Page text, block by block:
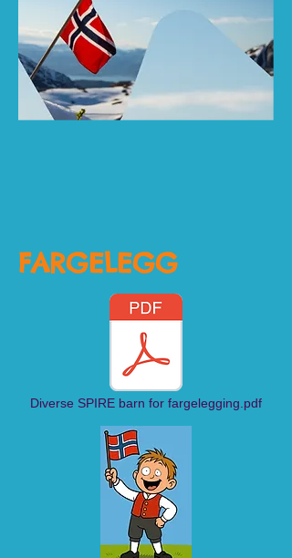
FARGELEGG
Diverse SPIRE barn for fargelegging.pdf